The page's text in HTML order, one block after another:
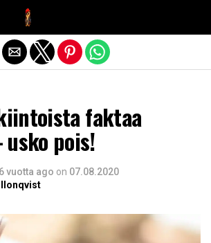
faktaa
pois!
6 vuotta ago on 07.08.2020
Exit mobile version